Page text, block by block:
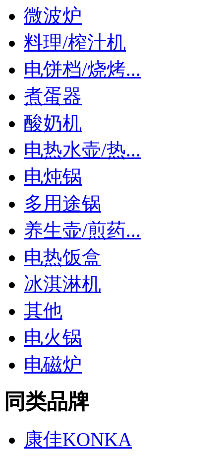
微波炉
料理/榨汁机
电饼档/烧烤...
煮蛋器
酸奶机
电热水壶/热...
电炖锅
多用途锅
养生壶/煎药...
电热饭盒
冰淇淋机
其他
电火锅
电磁炉
同类品牌
康佳KONKA